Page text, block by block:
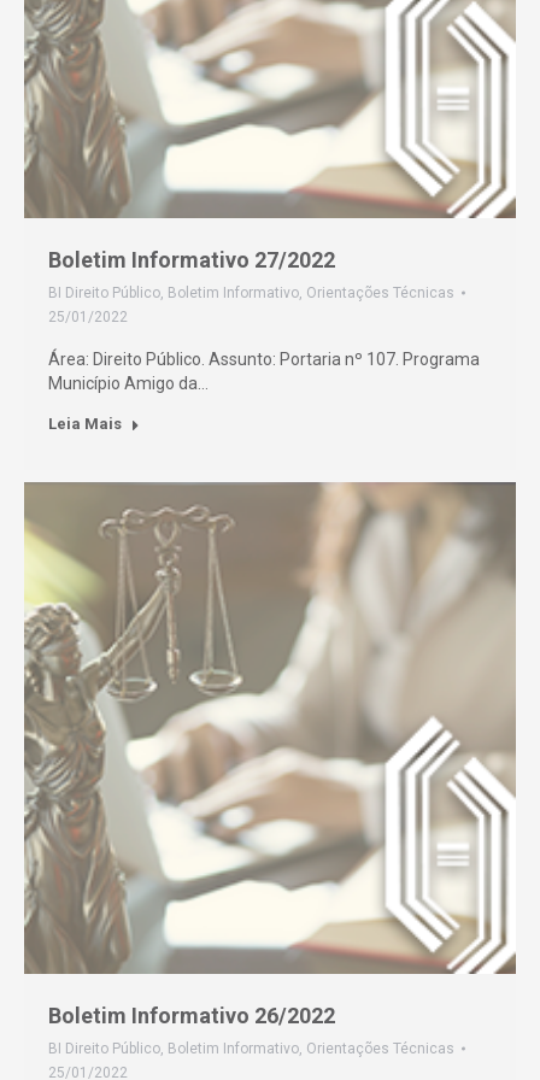
Boletim Informativo 27/2022
BI Direito Público, Boletim Informativo, Orientações Técnicas
25/01/2022
Área: Direito Público. Assunto: Portaria nº 107. Programa
Município Amigo da…
Leia Mais
Boletim Informativo 26/2022
BI Direito Público, Boletim Informativo, Orientações Técnicas
25/01/2022